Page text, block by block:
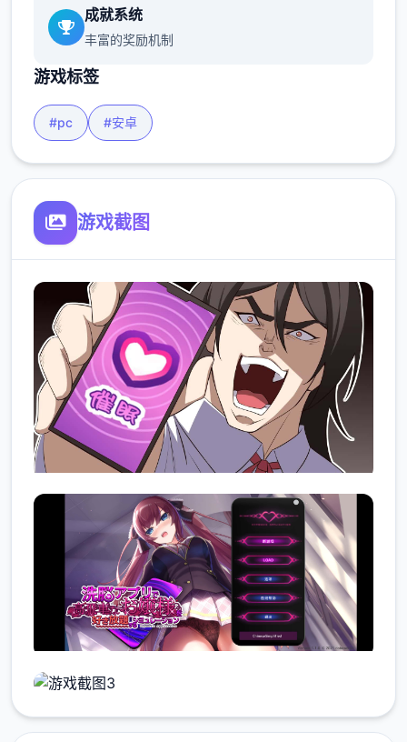
成就系统
丰富的奖励机制
游戏标签
#pc #安卓
游戏截图